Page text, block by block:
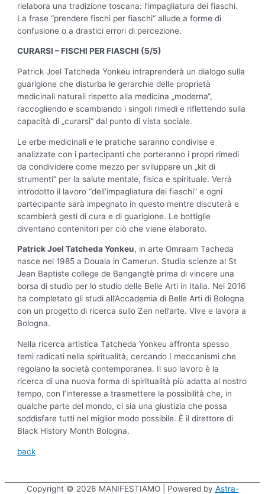
rielabora una tradizione toscana: l’impagliatura dei fiaschi.
La frase “prendere fischi per fiaschi“ allude a forme di
confusione o a drastici errori di percezione.
CURARSI – FISCHI PER FIASCHI (5/5)
Patrick Joel Tatcheda Yonkeu intraprenderà un dialogo sulla
guarigione che disturba le gerarchie delle proprietà
medicinali naturali rispetto alla medicina „moderna“,
raccogliendo e scambiando i singoli rimedi e riflettendo sulla
capacità di „curarsi“ dal punto di vista sociale.
Le erbe medicinali e le pratiche saranno condivise e
analizzate con i partecipanti che porteranno i propri rimedi
da condividere come mezzo per sviluppare un „kit di
strumenti“ per la salute mentale, fisica e spirituale. Verrà
introdotto il lavoro “dell’impagliatura dei fiaschi” e ogni
partecipante sarà impegnato in questo mentre discuterà e
scambierà gesti di cura e di guarigione. Le bottiglie
diventano contenitori per ciò che viene elaborato.
Patrick Joel Tatcheda Yonkeu, in arte Omraam Tacheda
nasce nel 1985 a Douala in Camerun. Studia scienze al St
Jean Baptiste college de Bangangtè prima di vincere una
borsa di studio per lo studio delle Belle Arti in Italia. Nel 2016
ha completato gli studi all’Accademia di Belle Arti di Bologna
con un progetto di ricerca sullo Zen nell’arte. Vive e lavora a
Bologna.
Nella ricerca artistica Tatcheda Yonkeu affronta spesso
temi radicati nella spiritualità, cercando I meccanismi che
regolano la società contemporanea. Il suo lavoro è la
ricerca di una nuova forma di spiritualità più adatta al nostro
tempo, con l’interesse a trasmettere la possibilità che, in
qualche parte del mondo, ci sia una giustizia che possa
soddisfare tutti nel miglior modo possibile. È il direttore di
Black History Month Bologna.
back
Copyright © 2026 MANIFESTIAMO| Powered by Astra-